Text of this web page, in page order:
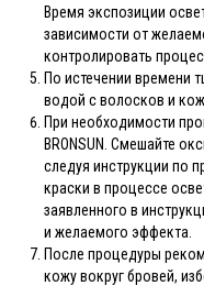
Время экспозиции
зависимости от
контролировать
По истечении времени
водой с волосков и
При необходимости
BRONSUN. Смешайте
следуя инструкции по
краски в процессе
заявленного в
и желаемого эффекта.
После процедуры
кожу вокруг бровей,